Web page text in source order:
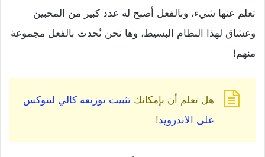
تعلم عنها شيء، وبالفعل أصبح له عدد كبير من المحبين
وعشاق لهذا النظام البسيط، وها نحن نُحدث بالفعل مجموعة
منهم!
هل تعلم أن بإمكانك تثبيت توزيعة كالي لينوكس
على الاندرويد!